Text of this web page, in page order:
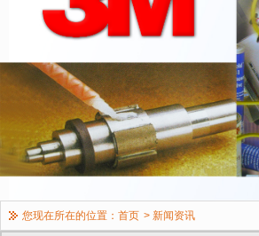
您现在所在的位置： 首页 > 新闻资讯